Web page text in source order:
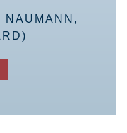
NAUMANN,